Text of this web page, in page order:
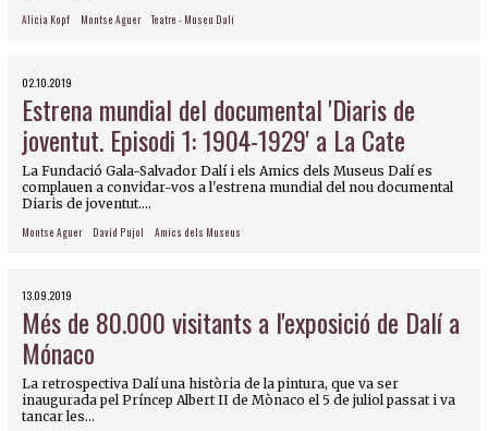
Alicia Kopf Montse Aguer Teatre - Museu Dalí
02.10.2019
Estrena mundial del documental 'Diaris de
joventut. Episodi 1: 1904-1929' a La Cate
La Fundació Gala-Salvador Dalí i els Amics dels Museus Dalí es
complauen a convidar-vos a l'estrena mundial del nou documental
Diaris de joventut....
Montse Aguer David Pujol Amics dels Museus
13.09.2019
Més de 80.000 visitants a l'exposició de Dalí a
Mónaco
La retrospectiva Dalí una història de la pintura, que va ser
inaugurada pel Príncep Albert II de Mònaco el 5 de juliol passat i va
tancar les...